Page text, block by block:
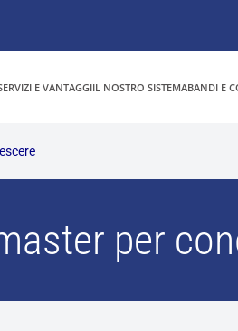
E VANTAGGIIL NOSTRO SISTEMABANDI E
per